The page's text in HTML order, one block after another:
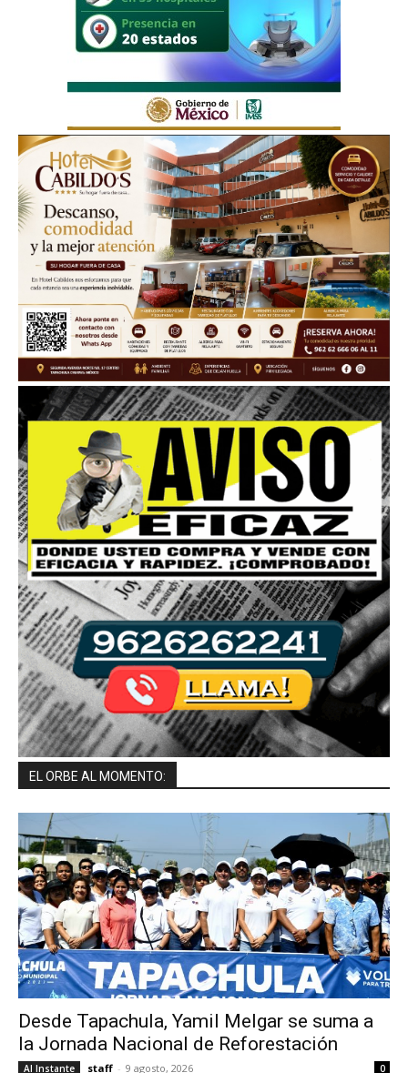
EL ORBE AL MOMENTO:
Desde Tapachula, Yamil Melgar se suma a
la Jornada Nacional de Reforestación
Al Instante staff - 9 agosto, 2026 0